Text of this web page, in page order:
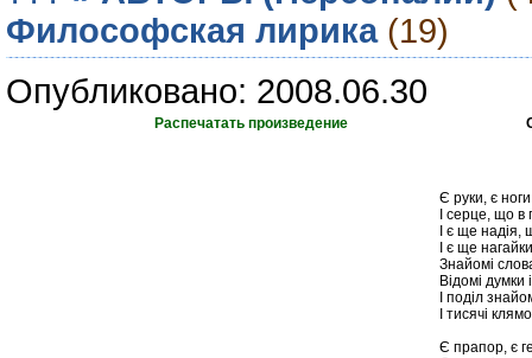
Философская лирика (19)
Опубликовано: 2008.06.30
Распечатать произведение
Є руки, є ноги
І серце, що
І є ще
І є ще
Знайомі
Відомі думки
І поділ
І тисячі
Є прапор, є